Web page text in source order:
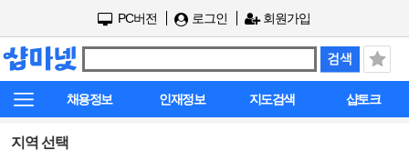
PC버전 로그인 회원가입
채용정보 인재정보 지도검색 샵토크
지역 선택